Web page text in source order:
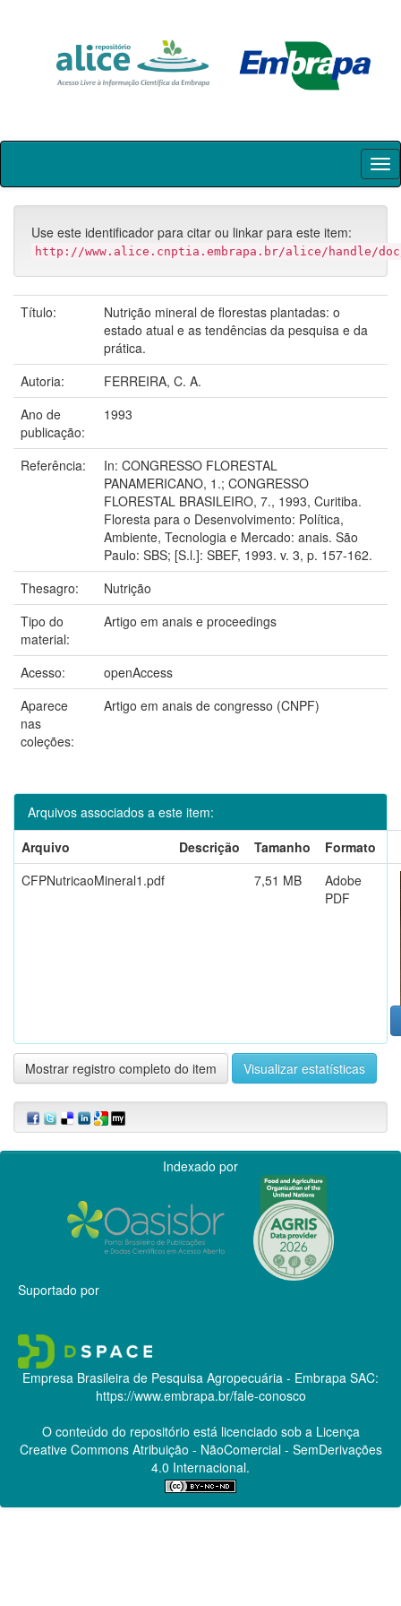
Skip
Use este identificador para citar ou linkar para este item:
http://www.alice.cnptia.embrapa.br/alice/handle/
Título:
Nutrição mineral de florestas plantadas: o
estado atual e as tendências da pesquisa e da
prática.
Autoria:
FERREIRA, C. A.
Ano de
publicação:
1993
Referência:
In: CONGRESSO FLORESTAL
PANAMERICANO, 1.; CONGRESSO
FLORESTAL BRASILEIRO, 7., 1993, Curitiba.
Floresta para o Desenvolvimento: Política,
Ambiente, Tecnologia e Mercado: anais. São
Paulo: SBS; [S.l.]: SBEF, 1993. v. 3, p. 157-162.
Thesagro:
Nutrição
Tipo do
material:
Artigo em anais e proceedings
Acesso:
openAccess
Aparece
nas
coleções:
Artigo em anais de congresso (CNPF)
Arquivos associados a este item:
Arquivo
Descrição Tamanho
Formato
CFPNutricaoMineral1.pdf
7,51 MB
Adobe
PDF
Mostrar registro completo do item Visualizar estatísticas
Indexado por
Suportado por
Empresa Brasileira de Pesquisa Agropecuária - Embrapa SAC:
https://www.embrapa.br/fale-conosco
O conteúdo do repositório está licenciado sob a Licença
Creative CommonsAtribuição - NãoComercial - SemDerivações
4.0 Internacional.